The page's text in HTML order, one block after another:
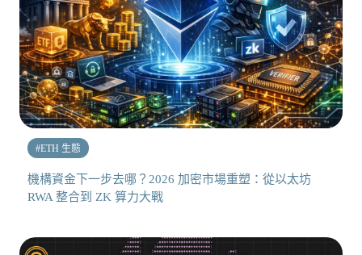
#ETH 生態
機構資金下一步去哪？2026 加密市場重塑：從以太坊
RWA 整合到 ZK 算力大戰